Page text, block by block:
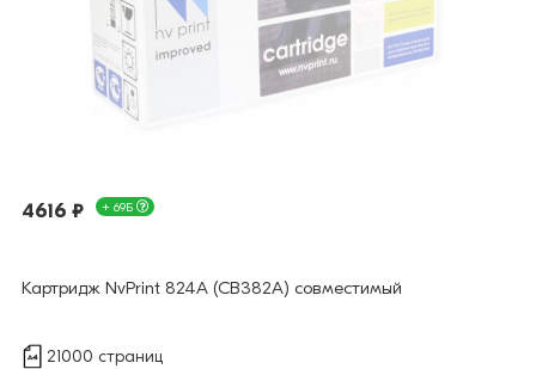
4616 ₽ + 69Б
Картридж NvPrint 824A (CB382A) совместимый
21000 страниц